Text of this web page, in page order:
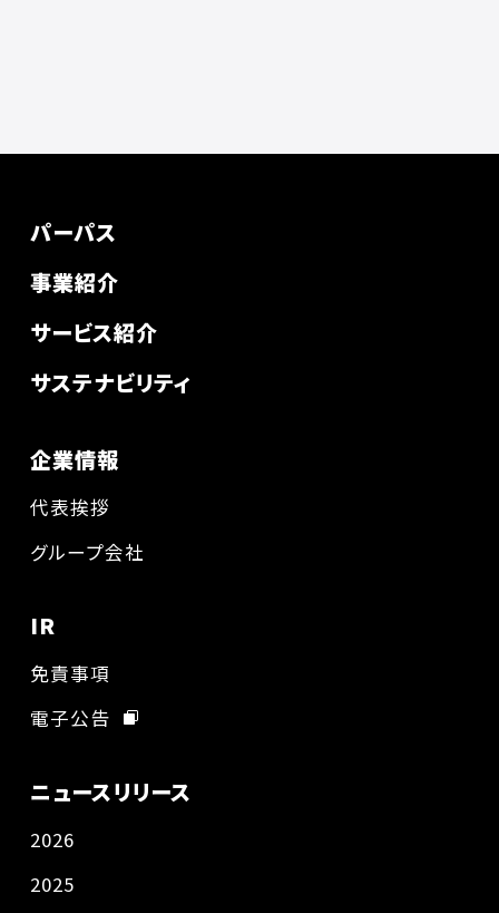
パーパス
事業紹介
サービス紹介
サステナビリティ
企業情報
代表挨拶
グループ会社
IR
免責事項
電子公告
ニュースリリース
2026
2025